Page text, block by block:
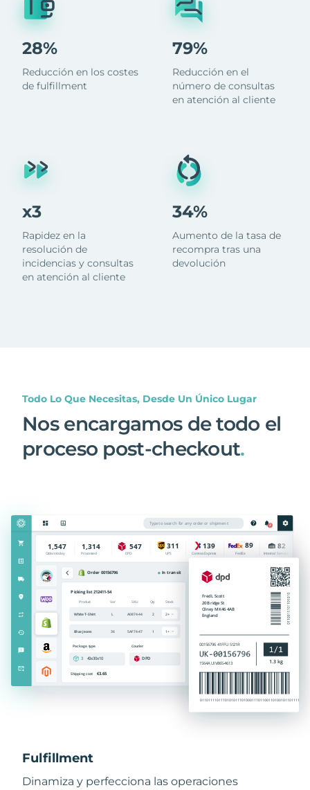
28%
Reducción en los costes
de fulfillment
x3
Rapidez en la
resolución de
incidencias y consultas
en atención al cliente
79%
Reducción en el
número de consultas
en atención al cliente
34%
Aumento de la tasa de
recompra tras una
devolución
Todo Lo Que Necesitas, Desde Un Único Lugar
Nos encargamos de todo el
proceso post-checkout.
Fulfillment
Dinamiza y perfecciona las operaciones